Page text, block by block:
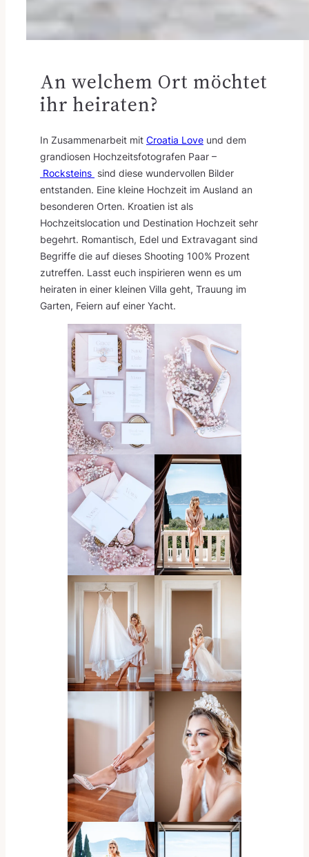
An welchem Ort möchtet
ihr heiraten?
In Zusammenarbeit mit Croatia Love und dem
grandiosen Hochzeitsfotografen Paar –
Rocksteins sind diese wundervollen Bilder
entstanden. Eine kleine Hochzeit im Ausland an
besonderen Orten. Kroatien ist als
Hochzeitslocation und Destination Hochzeit sehr
begehrt. Romantisch, Edel und Extravagant sind
Begriffe die auf dieses Shooting 100% Prozent
zutreffen. Lasst euch inspirieren wenn es um
heiraten in einer kleinen Villa geht, Trauung im
Garten, Feiern auf einer Yacht.